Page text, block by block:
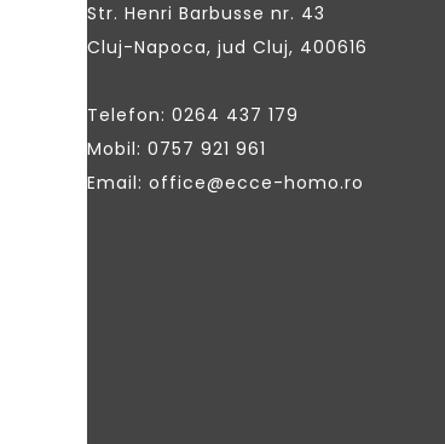
Str. Henri Barbusse nr. 43
Cluj-Napoca, jud Cluj, 400616
Telefon: 0264 437 179
Mobil: 0757 921 961
Email: office@ecce-homo.ro